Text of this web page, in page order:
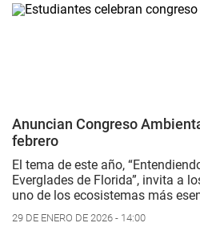
Anuncian Congreso
febrero
El tema de este año,
Everglades de Florida”, invita a
uno de los ecosistemas más
29 DE ENERO DE 2026 - 14:00